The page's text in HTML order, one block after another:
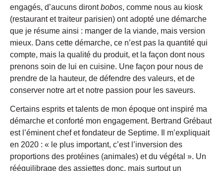
engagés, d’aucuns dirontbobos, comme nous au kiosk
(restaurant et traiteur parisien) ont adopté une démarche
que je résume ainsi : manger de la viande, mais version
mieux. Dans cette démarche, ce n’est pas la quantité qui
compte, mais la qualité du produit, et la façon dont nous
prenons soin de lui en cuisine. Une façon pour nous de
prendre de la hauteur, de défendre des valeurs, et de
conserver notre art et notre passion pour les saveurs.
Certains esprits et talents de mon époque ont inspiré ma
démarche et conforté mon engagement. Bertrand Grébaut
est l’éminent chef et fondateur de Septime. Il m’expliquait
en 2020 : « le plus important, c’est l’inversion des
proportions des protéines (animales) et du végétal ». Un
rééquilibrage des assiettes donc, mais surtout un